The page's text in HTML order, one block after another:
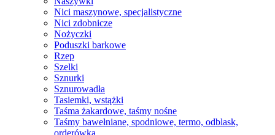
Nici maszynowe, specjalistyczne
Nici zdobnicze
Nożyczki
Poduszki barkowe
Rzep
Szelki
Sznurki
Sznurowadła
Tasiemki, wstążki
Taśma żakardowe, taśmy nośne
Taśmy bawełniane, spodniowe, termo, odblask,
orderówka